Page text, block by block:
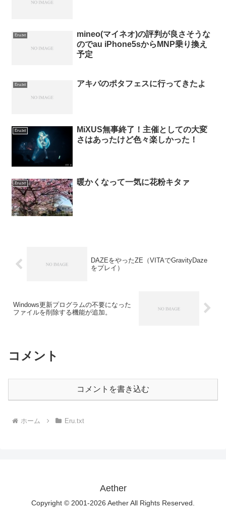
Eru.txt
mineo(マイネオ)の評判が良さそうな
のでau iPhone5sからMNP乗り換え
予定
Eru.txt アキバのポタフェスに行ってきたよ
Eru.txt
MiXUS無事終了！主催としての大変
さはあったけど色々楽しかった！
Eru.txt 暖かくなって一気に花粉キタァ
DAZEをやったZE（VITAでGravityDaze
をプレイ）
Windows更新プログラムの不要になった
ファイルを削除する機能が追加。
コメント
コメントを書き込む
ホーム Eru.txt
Aether
Copyright © 2001-2026 Aether All Rights Reserved.